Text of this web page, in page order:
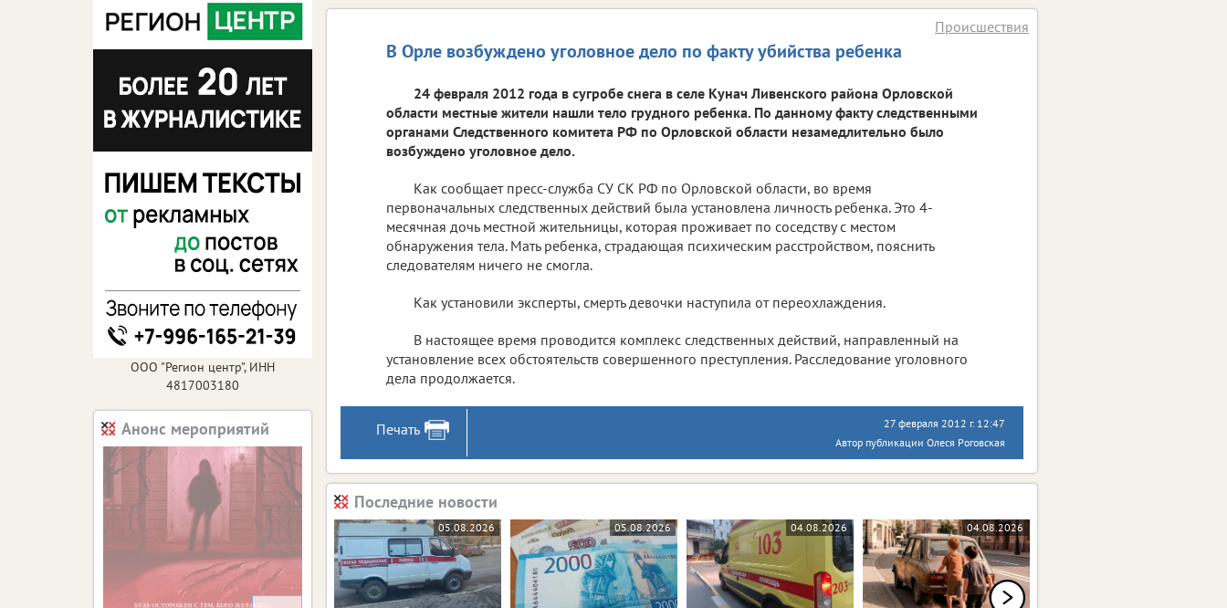
В Орле возбуждено уголовное дело по факту убийства ребенка
Происшествия
24 февраля 2012 года в сугробе снега в селе Кунач Ливенского района Орловской
области местные жители нашли тело грудного ребенка. По данному факту следственными
органами Следственного комитета РФ по Орловской области незамедлительно было
возбуждено уголовное дело.
Как сообщает пресс-служба СУ СК РФ по Орловской области, во время
первоначальных следственных действий была установлена личность ребенка. Это 4-
месячная дочь местной жительницы, которая проживает по соседству с местом
обнаружения тела. Мать ребенка, страдающая психическим расстройством, пояснить
следователям ничего не смогла.
Как установили эксперты, смерть девочки наступила от переохлаждения.
В настоящее время проводится комплекс следственных действий, направленный на
установление всех обстоятельств совершенного преступления. Расследование уголовного
дела продолжается.
Печать
27 февраля 2012 г. 12:47
Автор публикации Олеся Роговская
Последние новости
05.08.2026 05.08.2026 04.08.2026 04.08.2026
ООО "Регион центр", ИНН
4817003180
Анонс мероприятий